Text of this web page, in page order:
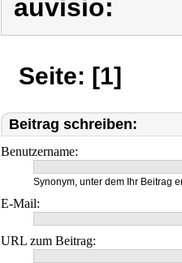
auvisio:
Seite: [1]
Beitrag schreiben:
Benutzername:
Synonym, unter dem Ihr Beitrag
E-Mail:
URL zum Beitrag: